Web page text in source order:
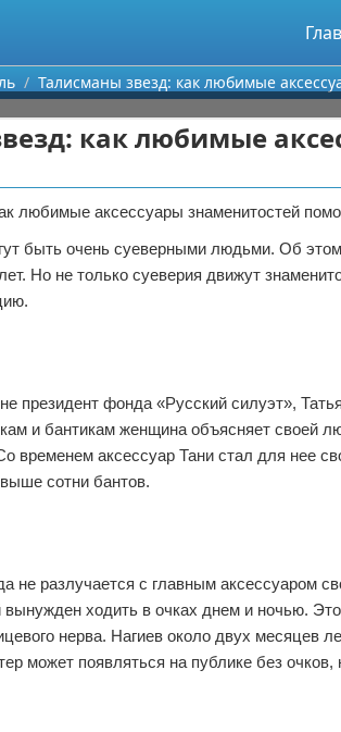
информации
Талисманы звезд: как любимые
как любимые
быть очень суеверными людьми. Об
Но не только суеверия движут
президент фонда «Русский силуэт»,
и бантикам женщина объясняет своей
временем аксессуар Тани стал для нее
сотни бантов.
не разлучается с главным аксессуаром
вынужден ходить в очках днем и ночью.
нерва. Нагиев около двух месяцев
может появляться на публике без